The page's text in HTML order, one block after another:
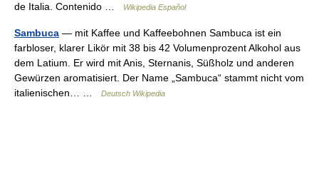
de Italia. Contenido …
Wikipedia Español
Sambuca — mit Kaffee und Kaffeebohnen Sambuca ist ein
farbloser, klarer Likör mit 38 bis 42 Volumenprozent Alkohol aus
dem Latium. Er wird mit Anis, Sternanis, Süßholz und anderen
Gewürzen aromatisiert. Der Name „Sambuca“ stammt nicht vom
italienischen… …
Deutsch Wikipedia